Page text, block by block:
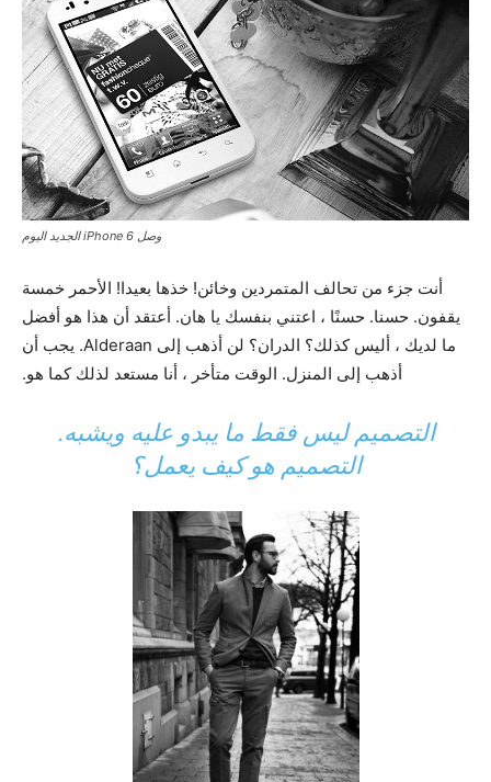
وصل iPhone 6 الجديد اليوم
أنت جزء من تحالف المتمردين وخائن! خذها بعيدا! الأحمر خمسة
يقفون. حسنا. حسنًا ، اعتني بنفسك يا هان. أعتقد أن هذا هو أفضل
ما لديك ، أليس كذلك؟ الدران؟ لن أذهب إلى Alderaan. يجب أن
أذهب إلى المنزل. الوقت متأخر ، أنا مستعد لذلك كما هو.
التصميم ليس فقط ما يبدو عليه ويشبه.
التصميم هو كيف يعمل؟